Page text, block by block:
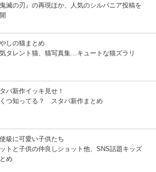
鬼滅の刃』の再現ほか、人気のシルバニア投稿を
しの猫まとめ
タレント猫、猫写真集…キュートな猫ズラリ
バ新作イッキ見せ！
つ知ってる？ スタバ新作まとめ
級に可愛い子供たち
トと子供の仲良しショット他、SNS話題キッズ
め